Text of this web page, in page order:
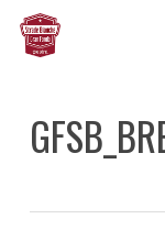
Skip
content